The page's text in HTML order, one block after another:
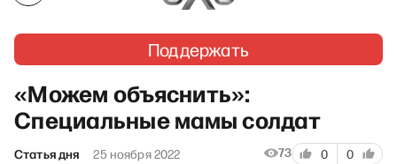
Поддержать
«Можем объяснить»:
Специальные мамы солдат
Статья дня 25 ноября 2022 73 0 0